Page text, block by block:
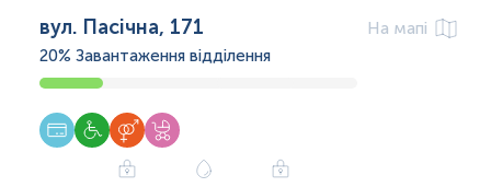
вул. Пасічна, 171
На мапі
20% Завантаження відділення